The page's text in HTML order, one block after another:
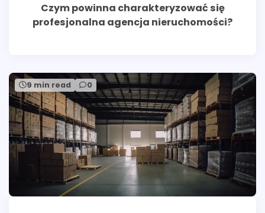
Czym powinna charakteryzować się
profesjonalna agencja nieruchomości?
9 min read 0